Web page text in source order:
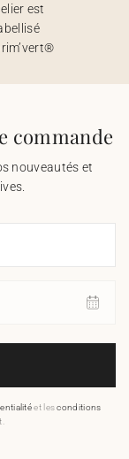
est
commande
nouveautés et
et lesconditions